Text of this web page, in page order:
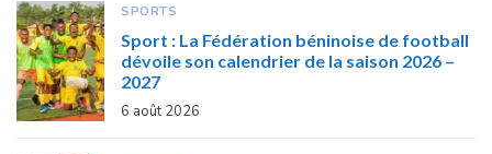
SPORTS
Sport : La Fédération béninoise de football
dévoile son calendrier de la saison 2026 –
2027
6 août 2026